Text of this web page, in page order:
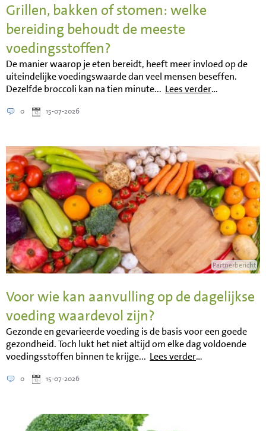
Grillen, bakken of stomen: welke
bereiding behoudt de meeste
voedingsstoffen?
De manier waarop je eten bereidt, heeft meer invloed op de
uiteindelijke voedingswaarde dan veel mensen beseffen.
Dezelfde broccoli kan na tien minute... Lees verder…
0 15-07-2026
Partnerbericht
Voor wie kan aanvulling op de dagelijkse
voeding waardevol zijn?
Gezonde en gevarieerde voeding is de basis voor een goede
gezondheid. Toch lukt het niet altijd om elke dag voldoende
voedingsstoffen binnen te krijge... Lees verder…
0 15-07-2026